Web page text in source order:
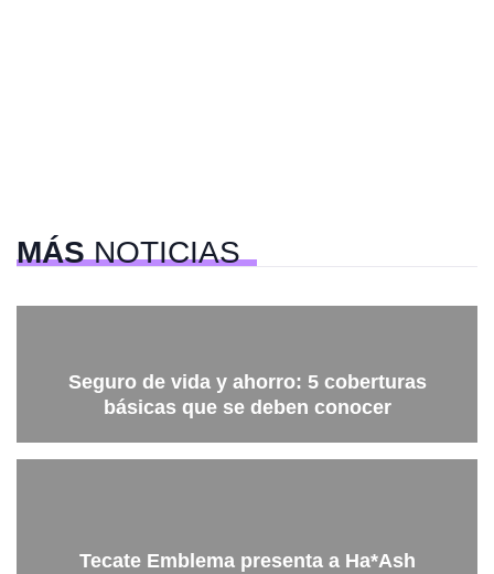
MÁSNOTICIAS
Seguro de vida y ahorro: 5 coberturas
básicas que se deben conocer
Tecate Emblema presenta a Ha*Ash